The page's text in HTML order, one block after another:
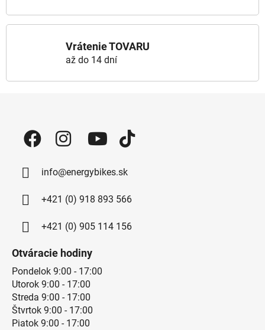
Vrátenie TOVARU
až do 14 dní
info@energybikes.sk
+421 (0) 918 893 566
+421 (0) 905 114 156
Otváracie hodiny
Pondelok 9:00 - 17:00
Utorok 9:00 - 17:00
Streda 9:00 - 17:00
Štvrtok 9:00 - 17:00
Piatok 9:00 - 17:00